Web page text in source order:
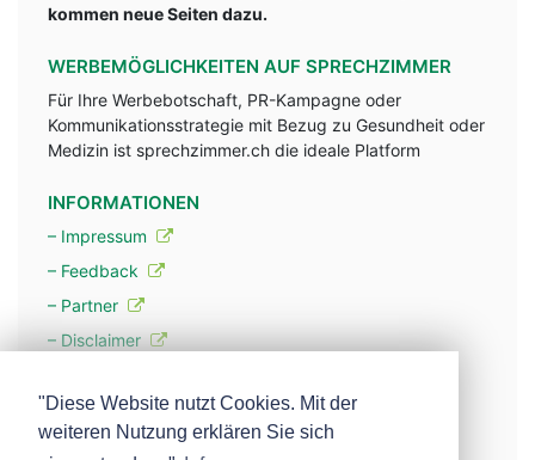
kommen neue Seiten dazu.
WERBEMÖGLICHKEITEN AUF SPRECHZIMMER
Für Ihre Werbebotschaft, PR-Kampagne oder
Kommunikationsstrategie mit Bezug zu Gesundheit oder
Medizin ist sprechzimmer.ch die ideale Platform
INFORMATIONEN
– Impressum
– Feedback
– Partner
– Disclaimer
– Werbung
"Diese Website nutzt Cookies. Mit der
weiteren Nutzung erklären Sie sich